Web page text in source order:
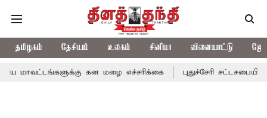
தமிழகம் தேசியம் உலகம் சினிமா விளையாட்டு
கன மழை எச்சரிக்கை புதுச்சேரி சட்டசபையில் வரும்